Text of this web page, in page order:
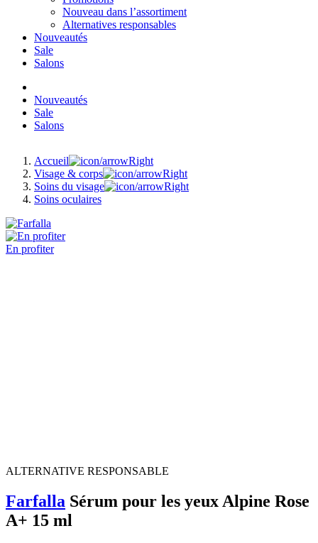
Nouveau dans l’assortiment
Alternatives responsables
Nouveautés
Sale
Salons
Nouveautés
Sale
Salons
Accueil
Visage & corps
Soins du visage
Soins oculaires
En profiter
ALTERNATIVE RESPONSABLE
Farfalla Sérum pour les yeux Alpine Rose
A+ 15 ml